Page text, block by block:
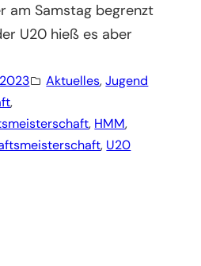
am Samstag begrenzt
U20 hieß es aber
Aktuelles, Jugend
,
, HMM,
, U20